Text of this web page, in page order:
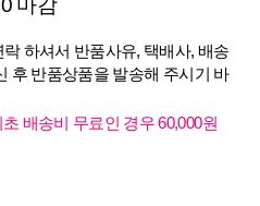
마감
하셔서 반품사유, 택배사, 배송
후 반품상품을 발송해 주시기 바
배송비 무료인 경우 60,000원